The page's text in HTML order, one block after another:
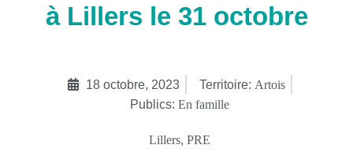
à Lillers le 31 octobre
18 octobre, 2023 Territoire: Artois
Publics: En famille
Lillers, PRE